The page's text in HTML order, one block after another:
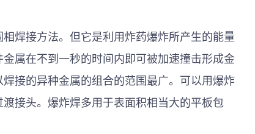
焊接方法。但它是利用炸药爆炸所产生的能量
属在不到一秒的时间内即可被加速撞击形成金
接的异种金属的组合的范围最广。可以用爆炸
接头。爆炸焊多用于表面积相当大的平板包